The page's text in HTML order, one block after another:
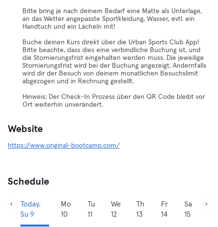
Bitte bring je nach deinem Bedarf eine Matte als Unterlage,
an das Wetter angepasste Sportkleidung, Wasser, evtl. ein
Handtuch und ein Lächeln mit!
Buche deinen Kurs direkt über die Urban Sports Club App!
Bitte beachte, dass dies eine verbindliche Buchung ist, und
die Stornierungsfrist eingehalten werden muss. Die jeweilige
Stornierungsfrist wird bei der Buchung angezeigt. Andernfalls
wird dir der Besuch von deinem monatlichen Besuchslimit
abgezogen und in Rechnung gestellt.
Hinweis: Der Check-In Prozess über den QR Code bleibt vor
Ort weiterhin unverändert.
Website
https://www.original-bootcamp.com/
Schedule
Today,
Su 9
Mo
10
Tu
11
We
12
Th
13
Fr
14
Sa
15